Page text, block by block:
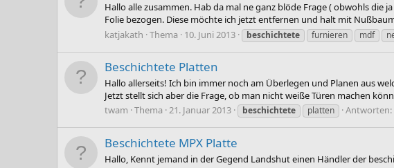
Hallo alle zusammen. Hab da mal ne ganz blöde Frage ( obwohls die
Folie bezogen. Diese möchte ich jetzt entfernen und halt mit
katjakath Thema 10. Juni 2013 beschichtete furnieren mdf
Beschichtete Platten
Hallo allerseits! Ich bin immer noch am Überlegen und Planen aus
Jetzt stellt sich aber die Frage, ob man nicht weiße Türen machen
twam Thema 21. Januar 2013 beschichtete platten Antworten:
Beschichtete MPX Platte
Hallo, Kennt jemand in der Gegend Landshut einen Händler der